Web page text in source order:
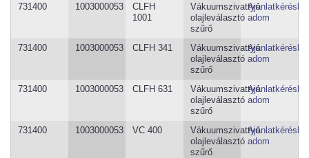
731400 1003000053
CLFH
1001
Vákuumszivattyú
olajleválasztó
szűrő
adom
731400 1003000053 CLFH 341
Vákuumszivattyú
olajleválasztó
szűrő
adom
731400 1003000053 CLFH 631
Vákuumszivattyú
olajleválasztó
szűrő
adom
731400 1003000053 VC 400
Vákuumszivattyú
olajleválasztó
szűrő
adom